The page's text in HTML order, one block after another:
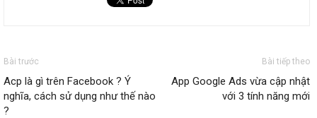
Bài trước
Acp là gì trên Facebook ? Ý
nghĩa, cách sử dụng như thế nào
?
Bài tiếp theo
App Google Ads vừa cập nhật
với 3 tính năng mới